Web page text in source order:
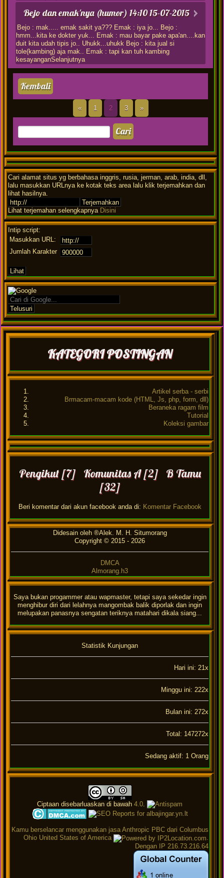
Bejo dan emak'nya (humor) 14:10 15-07-2015
Bejo : mak..... emak sakit ya??? Emak : iya jo... Bejo :
hmm...kita ke dokter yuk... Emak : mau bayar pake apa'an....kan
duit kita udah tipis jo.. Uhukk...uhukk Bejo : kita jual si
tole(kambing) aja mak.. Emak : tapi kan tuh kambing
kesayanganSelanjutnya
Kembali
« 1 2 3 »
Cari alamat situs yg berbahasa inggris, rusia, jerman, arab, india, dll,
lalu masukkan URLnya ke kotak teks area lalu klik terjemahkan dan
lihat hasilnya.
Lihat terjemahan selengkapnya Disini
Intip script:
Masukkan URL:
Jumlah Karakter
KATEGORI POSTINGAN
Artikel serba - serbi
Brmacam-macam kode (HTML, Js, php, form, dll)
Beraneka ragam film
Tutorial
Koleksi gambar
Pengikut [7] Komunitas A [2] B Tamu
[32]
Beri komentar dari akun facebook anda di: Komentar Facebook
Didesain oleh ®Alek. M. H. Situmorang
Copyright © 2015 - 2026
DMCA
Almorang.h3
Saya bukan progammer atau wapmaster, tetapi saya sekedar ingin
menghibur diri dari lelahnya mangombak balik diporlak dan ingin
melupakan panasnya sengatan teriknya matahari dikala siang...
Statistik Kunjungan
Hari ini: 21x
Minggu ini: 222x
Bulan ini: 272x
Total: 147272x
Sedang aktif: 1 Orang
Ciptaan disebarluaskan di bawah 4.0
Kamu berselancar menggunakan jasa Anthropic PBC dari Columbus
Ohio United States of America
.
Dengan IP 216.73.216.64